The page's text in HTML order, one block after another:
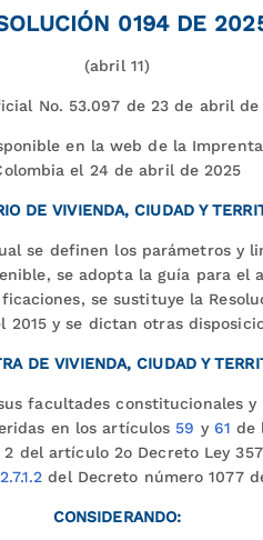
0194 DE
(abril 11)
No. 53.097 de 23 de abril de
en la web de la
el 24 de abril de 2025
DE VIVIENDA, CIUDAD Y
se definen los parámetros y
se adopta la guía para el
se sustituye la
2015 y se dictan otras
DE VIVIENDA, CIUDAD Y
facultades constitucionales y
en los artículos 59 y 61 de
del artículo 2o Decreto Ley
del Decreto número 1077
CONSIDERANDO: